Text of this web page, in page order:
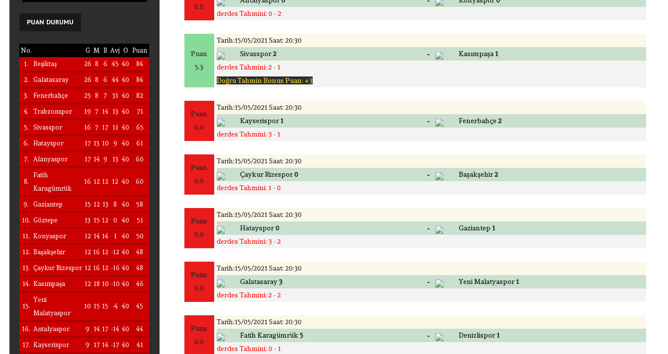
0.0
derdes Tahmini: 0 - 2
Puan
5.3
Tarih:15/05/2021 Saat: 20:30
Sivasspor 2 - Kasımpaşa 1
derdes Tahmini: 2 - 1
Doğru Tahmin Bonus Puan: +3
Puan
0.0
Tarih:15/05/2021 Saat: 20:30
Kayserispor 1 - Fenerbahçe 2
derdes Tahmini: 3 - 1
Puan
0.0
Tarih:15/05/2021 Saat: 20:30
Çaykur Rizespor 0 - Başakşehir 2
derdes Tahmini: 1 - 0
Puan
0.0
Tarih:15/05/2021 Saat: 20:30
Hatayspor 0 - Gaziantep 1
derdes Tahmini: 3 - 2
Puan
0.0
Tarih:15/05/2021 Saat: 20:30
Galatasaray 3 - Yeni Malatyaspor 1
derdes Tahmini: 2 - 2
Puan
0.0
Tarih:15/05/2021 Saat: 20:30
Fatih Karagümrük 5 - Denizlispor 1
derdes Tahmini: 0 - 1
PUAN DURUMU
No. G M B Avj O Puan
1.
Beşiktaş 26 8 6 45 40 84
2. Galatasaray 26 8 6 44 40 84
3. Fenerbahçe 25 8 7 31 40 82
4. Trabzonspor 19 7 14 13 40 71
5. Sivasspor 16 7 17 11 40 65
6. Hatayspor 17 13 10 9 40 61
7. Alanyaspor 17 14 9 13 40 60
8.
Fatih
Karagümrük
16 12 12 12 40 60
9. Gaziantep 15 12 13 8 40 58
10. Göztepe 13 15 12 0 40 51
11. Konyaspor 12 14 14 1 40 50
12. Başakşehir 12 16 12 -12 40 48
13. Çaykur Rizespor 12 16 12 -16 40 48
14. Kasımpaşa 12 18 10 -10 40 46
15.
Yeni
Malatyaspor
10 15 15 -4 40 45
16. Antalyaspor 9 14 17 -14 40 44
17. Kayserispor 9 17 14 -17 40 41